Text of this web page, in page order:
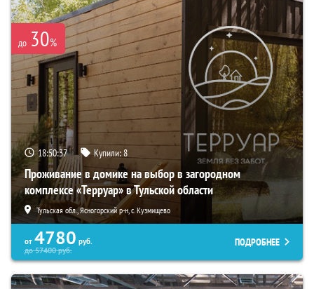
до 30%
18:50:36 Купили:8
Проживание в домике на выбор в загородном
комплексе «Терруар» в Тульской области
Тульская обл., Ясногорский р-н, с. Кузмищево
от 4780 руб.
до57400руб.
ПОДРОБНЕЕ